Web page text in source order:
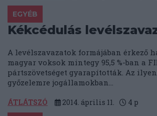
EGYÉB
Kékcédulás
A levélszavazatok formájában érkező
magyar voksok mintegy 95,5 %-ban a
pártszövetséget gyarapították. Az
győzelemre jogállamokban...
ÁTLÁTSZÓ 2014. április 11. 4 p